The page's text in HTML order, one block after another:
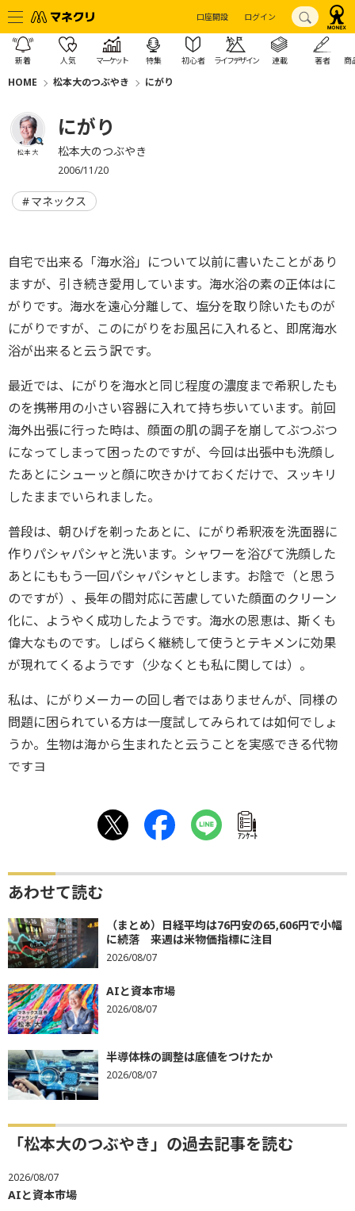
口座開設 ログイン
新着 人気 マーケット 特集 初心者 ライフデザイン 連載 著者 商
HOME 松本大のつぶやき にがり
松本 大
にがり
松本大のつぶやき
2006/11/20
マネックス
自宅で出来る「海水浴」について以前に書いたことがあり
ますが、引き続き愛用しています。海水浴の素の正体はに
がりです。海水を遠心分離して、塩分を取り除いたものが
にがりですが、このにがりをお風呂に入れると、即席海水
浴が出来ると云う訳です。
最近では、にがりを海水と同じ程度の濃度まで希釈したも
のを携帯用の小さい容器に入れて持ち歩いています。前回
海外出張に行った時は、顔面の肌の調子を崩してぶつぶつ
になってしまって困ったのですが、今回は出張中も洗顔し
たあとにシューッと顔に吹きかけておくだけで、スッキリ
したままでいられました。
普段は、朝ひげを剃ったあとに、にがり希釈液を洗面器に
作りパシャパシャと洗います。シャワーを浴びて洗顔した
あとにももう一回パシャパシャとします。お陰で（と思う
のですが）、長年の間対応に苦慮していた顔面のクリーン
化に、ようやく成功したようです。海水の恩恵は、斯くも
偉大なものです。しばらく継続して使うとテキメンに効果
が現れてくるようです（少なくとも私に関しては）。
私は、にがりメーカーの回し者ではありませんが、同様の
問題に困られている方は一度試してみられては如何でしょ
うか。生物は海から生まれたと云うことを実感できる代物
ですヨ
ｱﾝｹｰﾄ
あわせて読む
（まとめ）日経平均は76円安の65,606円で小幅
に続落 来週は米物価指標に注目
2026/08/07
AIと資本市場
2026/08/07
半導体株の調整は底値をつけたか
2026/08/07
「松本大のつぶやき」の過去記事を読む
2026/08/07
AIと資本市場